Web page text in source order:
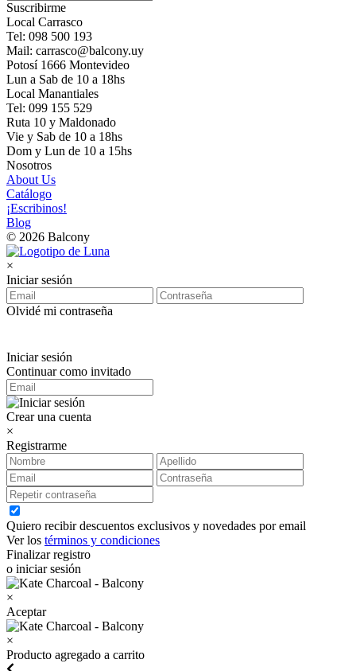
Suscribirme
Local Carrasco
Tel: 098 500 193
Mail: carrasco@balcony.uy
Potosí 1666 Montevideo
Lun a Sab de 10 a 18hs
Local Manantiales
Tel: 099 155 529
Ruta 10 y Maldonado
Vie y Sab de 10 a 18hs
Dom y Lun de 10 a 15hs
Nosotros
About Us
Catálogo
¡Escribinos!
Blog
© 2026 Balcony
×
Iniciar sesión
Olvidé mi contraseña
Iniciar sesión
Continuar como invitado
Crear una cuenta
×
Registrarme
Quiero recibir descuentos exclusivos y novedades por email
Ver los términos y condiciones
Finalizar registro
o iniciar sesión
×
Aceptar
×
Producto agregado a carrito